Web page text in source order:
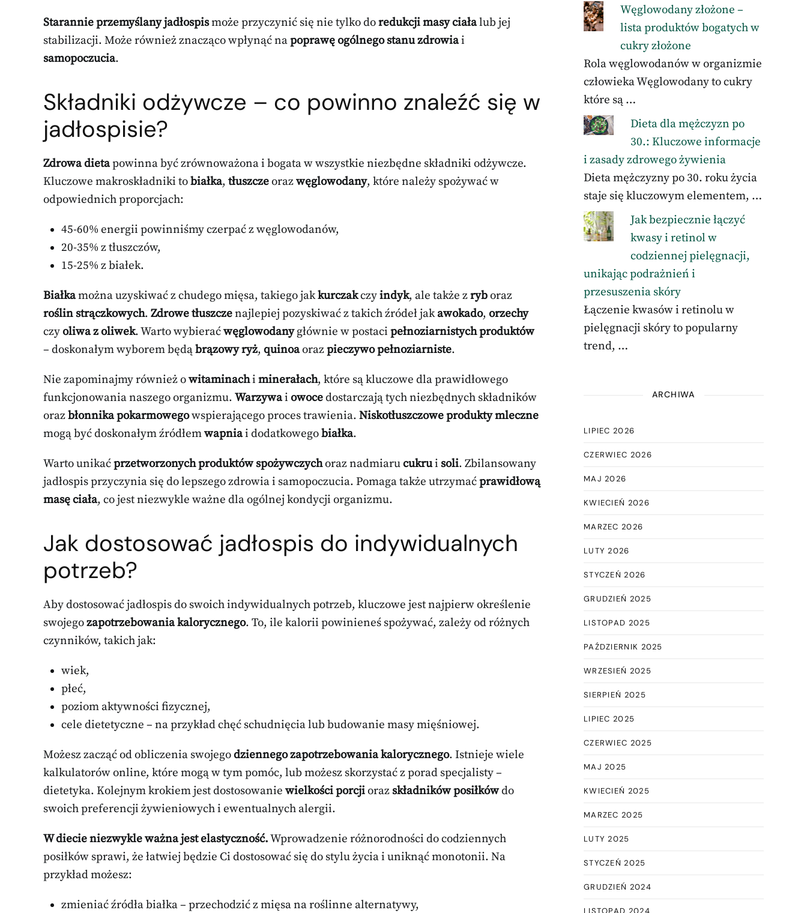
Starannie przemyślany jadłospismoże przyczynić się nie tylko doredukcji masy ciałalub jej
stabilizacji. Może również znacząco wpłynąć napoprawę ogólnego stanu zdrowiai
samopoczucia.
Składniki odżywcze – co powinno znaleźć się w
jadłospisie?
Zdrowa dietapowinna być zrównoważona i bogata w wszystkie niezbędne składniki odżywcze.
Kluczowe makroskładniki tobiałka, tłuszczeorazwęglowodany, które należy spożywać w
odpowiednich proporcjach:
45-60% energii powinniśmy czerpać z węglowodanów,
20-35% z tłuszczów,
15-25% z białek.
Białkamożna uzyskiwać z chudego mięsa, takiego jakkurczakczyindyk, ale także zryboraz
roślin strączkowych. Zdrowe tłuszczenajlepiej pozyskiwać z takich źródeł jakawokado, orzechy
czyoliwa z oliwek. Warto wybieraćwęglowodanygłównie w postaci pełnoziarnistych produktów
– doskonałym wyborem będąbrązowy ryż, quinoaorazpieczywo pełnoziarniste.
Nie zapominajmy również owitaminachi minerałach, które są kluczowe dla prawidłowego
funkcjonowania naszego organizmu. Warzywai owocedostarczają tych niezbędnych składników
orazbłonnika pokarmowegowspierającego proces trawienia. Niskotłuszczowe produkty mleczne
mogą być doskonałym źródłemwapniai dodatkowegobiałka.
Warto unikaćprzetworzonych produktów spożywczychoraz nadmiarucukrui soli. Zbilansowany
jadłospis przyczynia się do lepszego zdrowia i samopoczucia. Pomaga także utrzymaćprawidłową
masę ciała, co jest niezwykle ważne dla ogólnej kondycji organizmu.
Jak dostosować jadłospis do indywidualnych
potrzeb?
Aby dostosować jadłospis do swoich indywidualnych potrzeb, kluczowe jest najpierw określenie
swojegozapotrzebowania kalorycznego. To, ile kalorii powinieneś spożywać, zależy od różnych
czynników, takich jak:
wiek,
płeć,
poziom aktywności fizycznej,
cele dietetyczne – na przykład chęć schudnięcia lub budowanie masy mięśniowej.
Możesz zacząć od obliczenia swojegodziennego zapotrzebowania kalorycznego. Istnieje wiele
kalkulatorów online, które mogą w tym pomóc, lub możesz skorzystać z porad specjalisty –
dietetyka. Kolejnym krokiem jest dostosowanie wielkości porcjioraz składników posiłkówdo
swoich preferencji żywieniowych i ewentualnych alergii.
W diecie niezwykle ważna jest elastyczność.Wprowadzenie różnorodności do codziennych
posiłków sprawi, że łatwiej będzie Ci dostosować się do stylu życia i uniknąć monotonii. Na
przykład możesz:
zmieniać źródła białka – przechodzić z mięsa na roślinne alternatywy,
Węglowodany złożone –
lista produktów bogatych w
cukry złożone
Rola węglowodanów w organizmie
człowieka Węglowodany to cukry
które są …
Dieta dla mężczyzn po
30.: Kluczowe informacje
i zasady zdrowego żywienia
Dieta mężczyzny po 30. roku życia
staje się kluczowym elementem, …
Jak bezpiecznie łączyć
kwasy i retinol w
codziennej pielęgnacji,
unikając podrażnień i
przesuszenia skóry
Łączenie kwasów i retinolu w
pielęgnacji skóry to popularny
trend, …
ARCHIWA
LIPIEC 2026
CZERWIEC 2026
MAJ 2026
KWIECIEŃ 2026
MARZEC 2026
LUTY 2026
STYCZEŃ 2026
GRUDZIEŃ 2025
LISTOPAD 2025
PAŹDZIERNIK 2025
WRZESIEŃ 2025
SIERPIEŃ 2025
LIPIEC 2025
CZERWIEC 2025
MAJ 2025
KWIECIEŃ 2025
MARZEC 2025
LUTY 2025
STYCZEŃ 2025
GRUDZIEŃ 2024
LISTOPAD 2024